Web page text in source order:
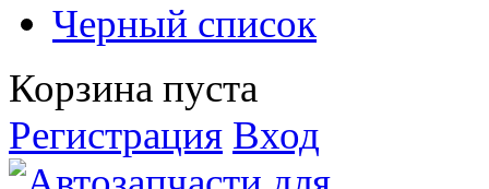
Черный список
Корзина пуста
Регистрация Вход